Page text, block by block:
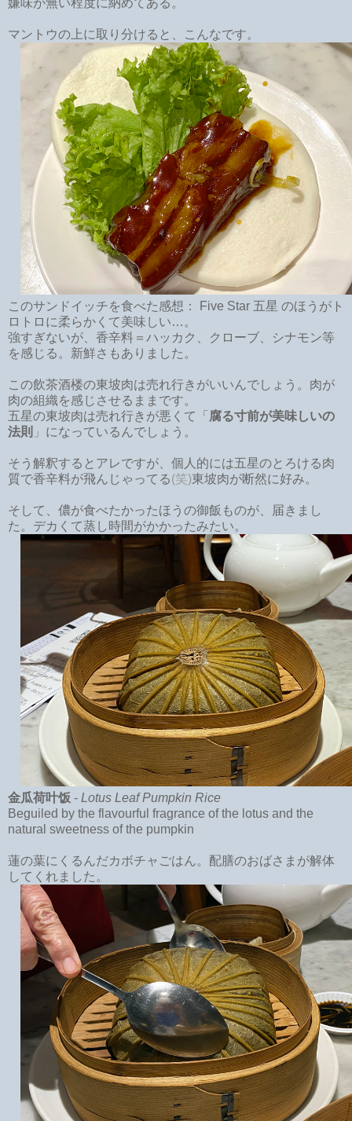
マントウの上に取り分けると、こんなです。
このサンドイッチを食べた感想： Five Star 五星 のほうがト
ロトロに柔らかくて美味しい…。
強すぎないが、香辛料＝ハッカク、クローブ、シナモン等
を感じる。新鮮さもありました。
この飲茶酒楼の東坡肉は売れ行きがいいんでしょう。肉が
肉の組織を感じさせるままです。
五星の東坡肉は売れ行きが悪くて「 腐る寸前が美味しいの
法則 」になっているんでしょう。
そう解釈するとアレですが、個人的には五星のとろける肉
質で香辛料が飛んじゃってる(笑)東坡肉が断然に好み。
そして、儂が食べたかったほうの御飯ものが、届きまし
た。デカくて蒸し時間がかかったみたい。
金瓜荷叶饭 - Lotus Leaf Pumpkin Rice
Beguiled by the flavourful fragrance of the lotus and the
natural sweetness of the pumpkin
蓮の葉にくるんだカボチャごはん。配膳のおばさまが解体
してくれました。